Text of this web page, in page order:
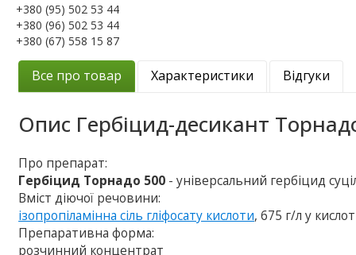
+380 (95) 502 53 44
+380 (96) 502 53 44
+380 (67) 558 15 87
Все про товар Характеристики Відгуки
Опис Гербіцид-десикант
Про препарат:
Гербіцид Торнадо 500 - універсальний гербіцид
Вміст діючої речовини:
ізопропіламінна сіль гліфосату кислоти, 675 г/л у
Препаративна форма:
розчинний концентрат